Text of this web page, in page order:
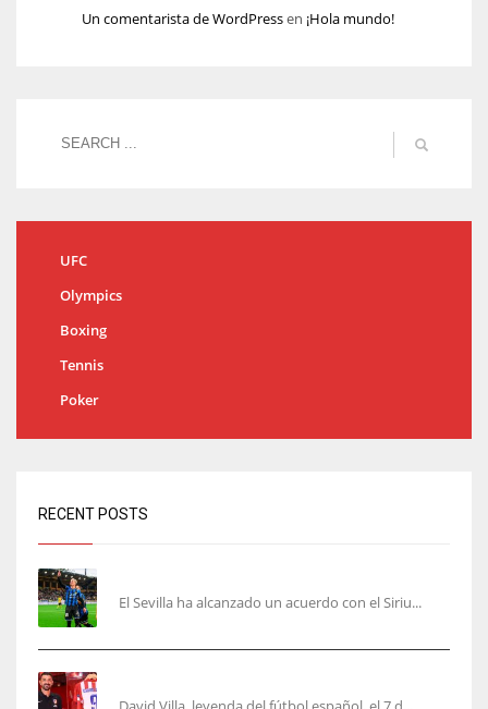
Un comentarista de WordPressen ¡Hola mundo!
UFC
Olympics
Boxing
Tennis
Poker
RECENT POSTS
El Sevilla ha alcanzado un acuerdo con el Siriu...